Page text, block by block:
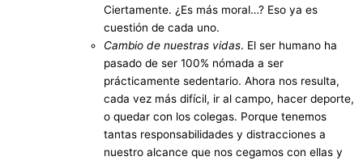
Ciertamente. ¿Es más moral…? Eso ya es
cuestión de cada uno.
Cambio de nuestras vidas. El ser humano ha
pasado de ser 100% nómada a ser
prácticamente sedentario. Ahora nos resulta,
cada vez más difícil, ir al campo, hacer deporte,
o quedar con los colegas. Porque tenemos
tantas responsabilidades y distracciones a
nuestro alcance que nos cegamos con ellas y